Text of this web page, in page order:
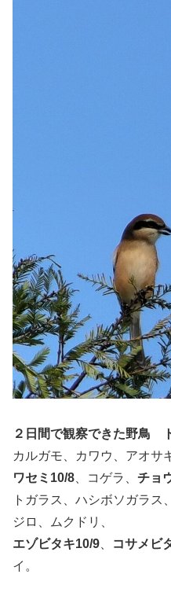
２日間で観察できた野鳥
カルガモ、カワウ、アオサ
ワセミ 10/8 、コゲラ、 チョ
トガラス、ハシボソガラス
ジロ、ムクドリ、
エゾビタキ10/9 コサメビ
イ。